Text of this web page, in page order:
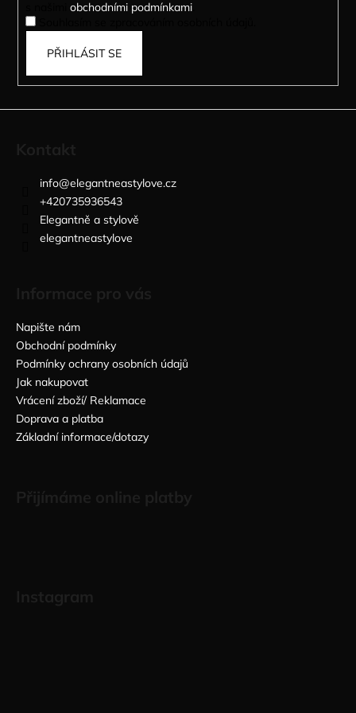
obchodními podmínkami.
PŘIHLÁSIT SE
info@elegantneastylove.cz
+420735936543
Elegantně a stylově
elegantneastylove
Napište nám
Obchodní podmínky
Podmínky ochrany osobních údajů
Jak nakupovat
Vrácení zboží/ Reklamace
Doprava a platba
Základní informace/dotazy